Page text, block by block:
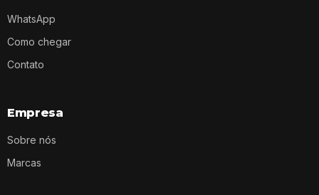
WhatsApp
Como chegar
Contato
Empresa
Sobre nós
Marcas